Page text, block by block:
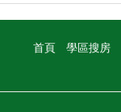
首頁 學區搜房